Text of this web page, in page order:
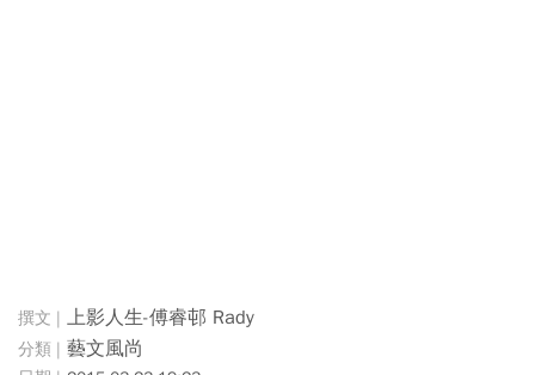
上影人生-傅睿邨 Rady
藝文風尚